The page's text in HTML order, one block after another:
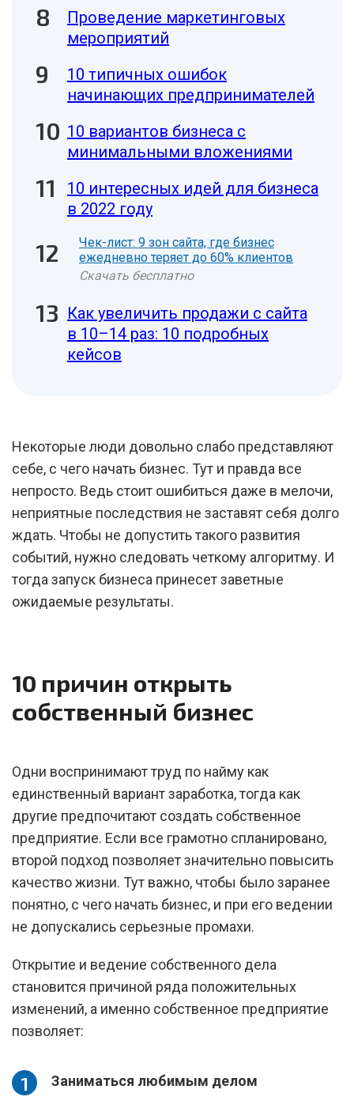
Проведение маркетинговых
мероприятий
10 типичных ошибок
начинающих предпринимателей
10 вариантов бизнеса с
минимальными вложениями
10 интересных идей для бизнеса
в 2022 году
Чек-лист: 9 зон сайта, где бизнес
ежедневно теряет до 60% клиентов
Скачать бесплатно
Как увеличить продажи с сайта
в 10–14 раз: 10 подробных
кейсов
Некоторые люди довольно слабо представляют
себе, с чего начать бизнес. Тут и правда все
непросто. Ведь стоит ошибиться даже в мелочи,
неприятные последствия не заставят себя долго
ждать. Чтобы не допустить такого развития
событий, нужно следовать четкому алгоритму. И
тогда запуск бизнеса принесет заветные
ожидаемые результаты.
10 причин открыть
собственный бизнес
Одни воспринимают труд по найму как
единственный вариант заработка, тогда как
другие предпочитают создать собственное
предприятие. Если все грамотно спланировано,
второй подход позволяет значительно повысить
качество жизни. Тут важно, чтобы было заранее
понятно, с чего начать бизнес, и при его ведении
не допускались серьезные промахи.
Открытие и ведение собственного дела
становится причиной ряда положительных
изменений, а именно собственное предприятие
позволяет:
Заниматься любимым делом